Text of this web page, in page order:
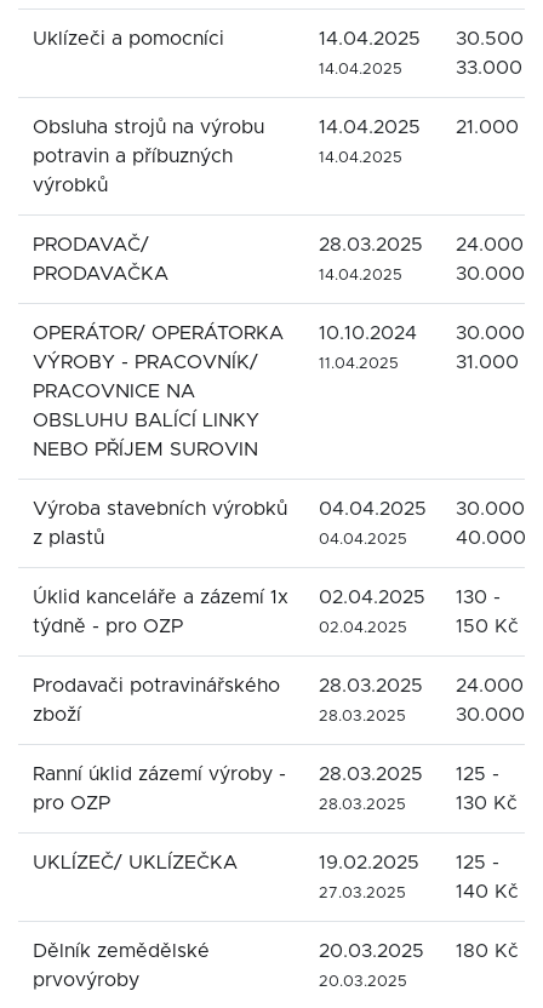
Uklízeči a pomocníci 14.04.2025
14.04.2025
30.500 -
33.000
Obsluha strojů na výrobu
potravin a příbuzných
výrobků
14.04.2025
14.04.2025
21.000
PRODAVAČ/
PRODAVAČKA
28.03.2025
14.04.2025
24.000 -
30.000
OPERÁTOR/ OPERÁTORKA
VÝROBY - PRACOVNÍK/
PRACOVNICE NA
OBSLUHU BALÍCÍ LINKY
NEBO PŘÍJEM SUROVIN
10.10.2024
11.04.2025
30.000 -
31.000
Výroba stavebních výrobků
z plastů
04.04.2025
04.04.2025
30.000 -
40.000
Úklid kanceláře a zázemí 1x
týdně - pro OZP
02.04.2025
02.04.2025
130 -
150 Kč
Prodavači potravinářského
zboží
28.03.2025
28.03.2025
24.000 -
30.000
Ranní úklid zázemí výroby -
pro OZP
28.03.2025
28.03.2025
125 -
130 Kč
UKLÍZEČ/ UKLÍZEČKA 19.02.2025
27.03.2025
125 -
140 Kč
Dělník zemědělské
prvovýroby
20.03.2025
20.03.2025
180 Kč